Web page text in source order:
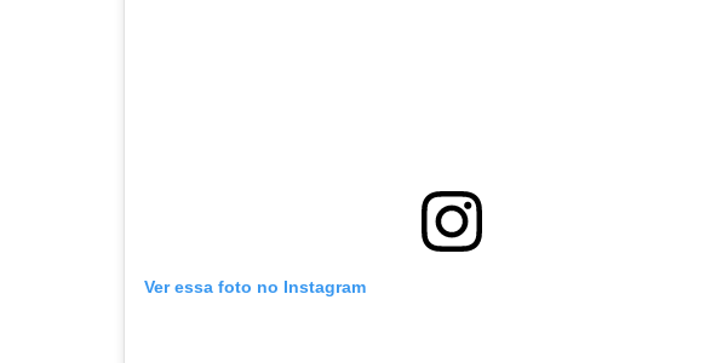
Ver essa foto no Instagram